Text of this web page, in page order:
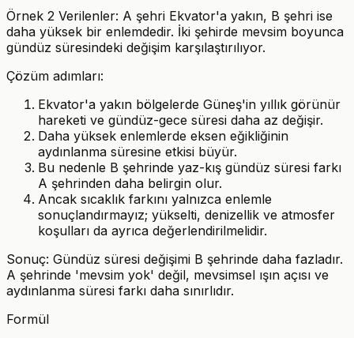
Örnek 2 Verilenler: A şehri Ekvator'a yakın, B şehri ise
daha yüksek bir enlemdedir. İki şehirde mevsim boyunca
gündüz süresindeki değişim karşılaştırılıyor.
Çözüm adımları:
Ekvator'a yakın bölgelerde Güneş'in yıllık görünür
hareketi ve gündüz-gece süresi daha az değişir.
Daha yüksek enlemlerde eksen eğikliğinin
aydınlanma süresine etkisi büyür.
Bu nedenle B şehrinde yaz-kış gündüz süresi farkı
A şehrinden daha belirgin olur.
Ancak sıcaklık farkını yalnızca enlemle
sonuçlandırmayız; yükselti, denizellik ve atmosfer
koşulları da ayrıca değerlendirilmelidir.
Sonuç: Gündüz süresi değişimi B şehrinde daha fazladır.
A şehrinde 'mevsim yok' değil, mevsimsel ışın açısı ve
aydınlanma süresi farkı daha sınırlıdır.
Formül